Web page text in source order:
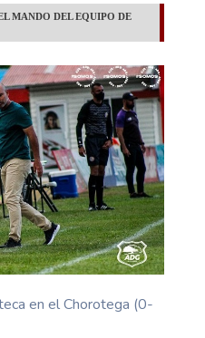
MANDO DEL EQUIPO DE
en el Chorotega (0-